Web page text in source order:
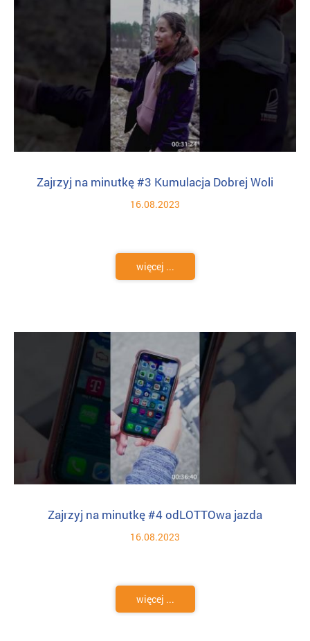
Zajrzyj na minutkę #3 Kumulacja Dobrej Woli
16.08.2023
więcej ...
Zajrzyj na minutkę #4 odLOTTOwa jazda
16.08.2023
więcej ...